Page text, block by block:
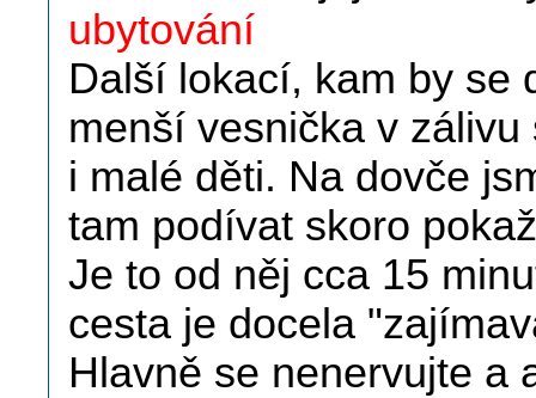
ubytování
Další lokací, kam by se
menší vesnička v
i malé děti. Na dovče
tam podívat skoro
Je to od něj cca 15
cesta je docela
Hlavně se nenervujte a